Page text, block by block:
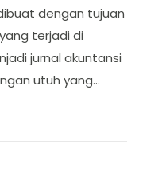
dengan tujuan
terjadi di
jurnal akuntansi
utuh yang…